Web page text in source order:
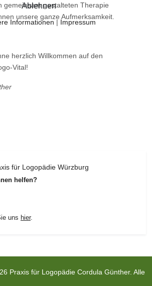
gemeinsam gestalteten Therapie
unsere ganze Aufmerksamkeit.
herzlich Willkommen auf den
Vital!
helfen?
uns hier.
Praxis für Logopädie Cordula Günther. Alle
Ablehnen
Informationen|Impressum